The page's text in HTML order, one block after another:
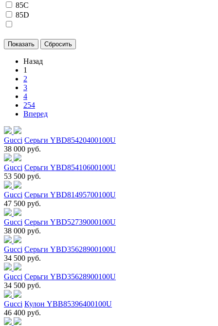
85C
85D
Назад
1
2
3
4
254
Вперед
Gucci Серьги YBD85420400100U
38 000 руб.
Gucci Серьги YBD85410600100U
53 500 руб.
Gucci Серьги YBD81495700100U
47 500 руб.
Gucci Серьги YBD52739000100U
38 000 руб.
Gucci Серьги YBD35628900100U
34 500 руб.
Gucci Серьги YBD35628900100U
34 500 руб.
Gucci Кулон YBB85396400100U
46 400 руб.